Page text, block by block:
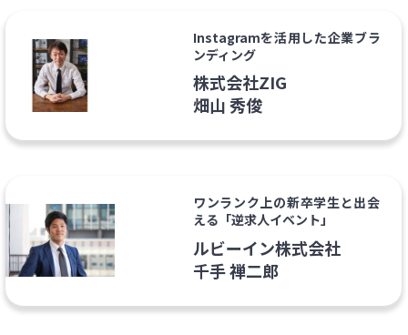
Instagramを活用した企業ブラ
ンディング
株式会社ZIG
畑山 秀俊
ワンランク上の新卒学生と出会
える「逆求人イベント」
ルビーイン株式会社
千手 禅二郎